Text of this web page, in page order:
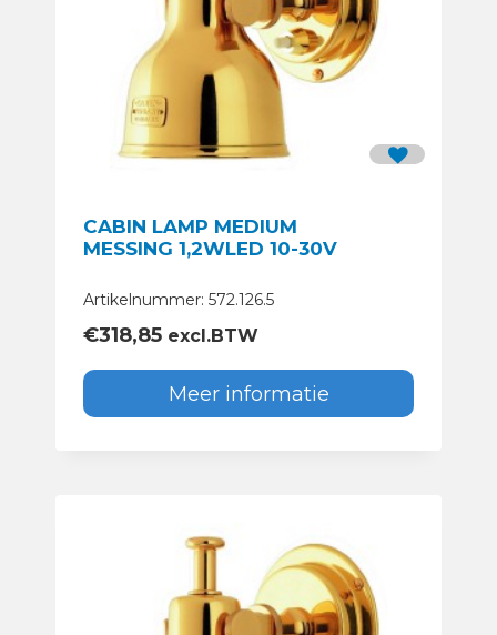
CABIN LAMP MEDIUM
MESSING 1,2WLED 10-30V
Artikelnummer: 572.126.5
€318,85 excl.BTW
Meer informatie